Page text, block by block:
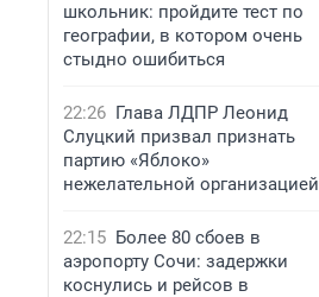
школьник: пройдите тест по
географии, в котором очень
стыдно ошибиться
22:26 Глава ЛДПР Леонид
Слуцкий призвал признать
партию «Яблоко»
нежелательной организацией
22:15 Более 80 сбоев в
аэропорту Сочи: задержки
коснулись и рейсов в